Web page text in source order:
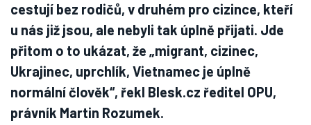
cestují bez rodičů, v druhém pro cizince, kteří
u nás již jsou, ale nebyli tak úplně přijati. Jde
přitom o to ukázat, že „migrant, cizinec,
Ukrajinec, uprchlík, Vietnamec je úplně
normální člověk“, řekl Blesk.cz ředitel OPU,
právník Martin Rozumek.